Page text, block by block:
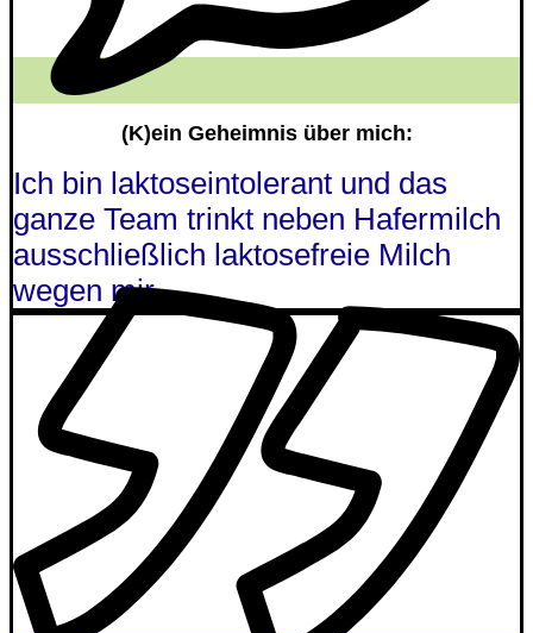
(K)ein Geheimnis über mich:
Ich bin laktoseintolerant und das
ganze Team trinkt neben Hafermilch
ausschließlich laktosefreie Milch
wegen mir